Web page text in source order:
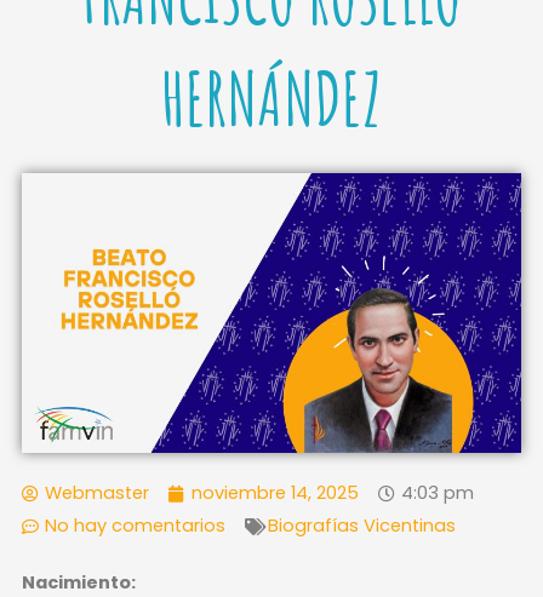
HERNÁNDEZ
Webmaster noviembre 14, 2025
4:03 pm
No hay comentarios
Biografías Vicentinas
Nacimiento: